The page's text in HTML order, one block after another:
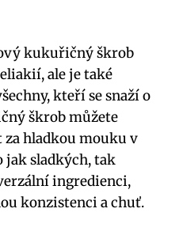
kukuřičný škrob
ale je také
kteří se snaží o
škrob můžete
hladkou mouku v
jak sladkých, tak
ingredienci,
konzistenci a chuť.